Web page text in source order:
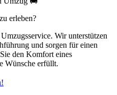
erleben?
Wir unterstützen
und sorgen für einen
den Komfort eines
Wünsche erfüllt.